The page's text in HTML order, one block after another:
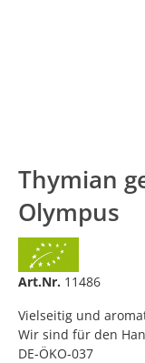
Thymian
Olympus
Art.Nr. 11486
Vielseitig und
Wir sind für den
DE-ÖKO-037